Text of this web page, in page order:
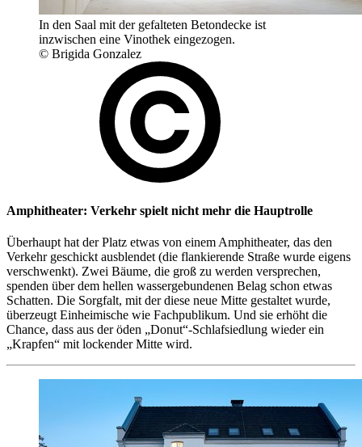
In den Saal mit der gefalteten Betondecke ist
inzwischen eine Vinothek eingezogen.
© Brigida Gonzalez
Amphitheater: Verkehr spielt nicht mehr die Hauptrolle
Überhaupt hat der Platz etwas von einem Amphitheater, das den
Verkehr geschickt ausblendet (die flankierende Straße wurde eigens
verschwenkt). Zwei Bäume, die groß zu werden versprechen,
spenden über dem hellen wassergebundenen Belag schon etwas
Schatten. Die Sorgfalt, mit der diese neue Mitte gestaltet wurde,
überzeugt Einheimische wie Fachpublikum. Und sie erhöht die
Chance, dass aus der öden „Donut“-Schlafsiedlung wieder ein
„Krapfen“ mit lockender Mitte wird.